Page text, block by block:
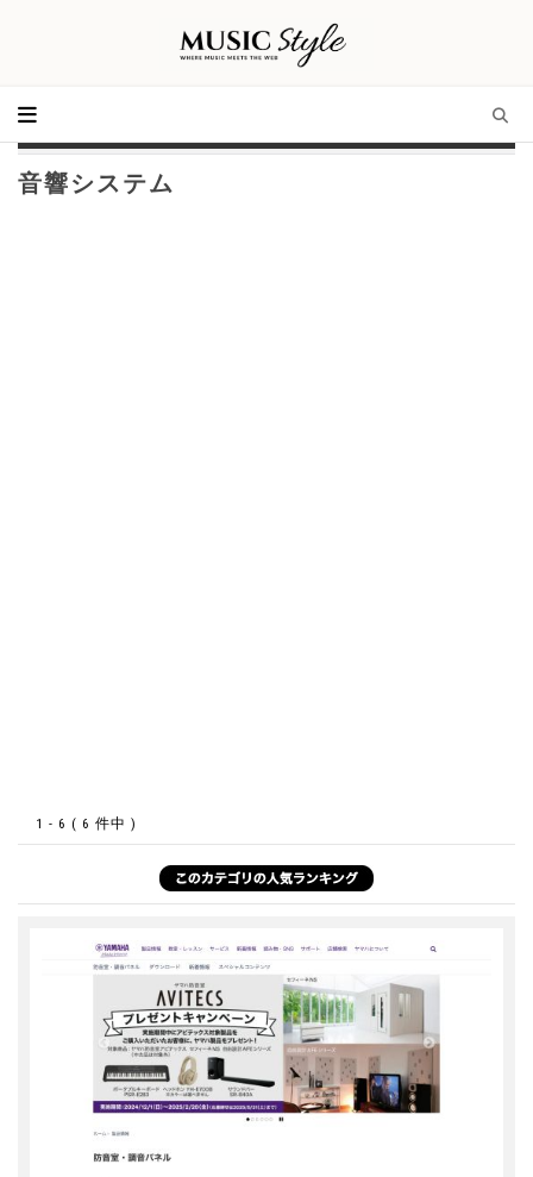
音響システム
1 - 6 ( 6 件中 )